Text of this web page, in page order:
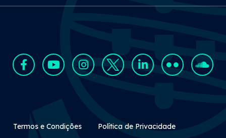
Rodapé Secundário
Termos e Condições Política de Privacidade